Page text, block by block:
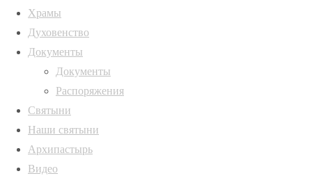
Храмы
Духовенство
Документы
Документы
Распоряжения
Святыни
Наши святыни
Архипастырь
Видео
острогожских
волонтёров в
форуме
«Наследие
основа
жертвенного
острогожских